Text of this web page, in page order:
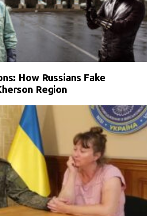
How Russians Fake
Region